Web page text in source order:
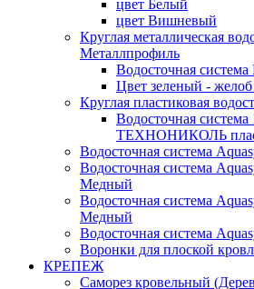
цвет Белый
цвет Вишневый
Круглая металлическая
Металлпрофиль
Водосточная
Цвет зеленый -
Круглая пластиковая
Водосточная система
ТЕХНОНИКОЛЬ
Водосточная система
Водосточная система
Медный
Водосточная система
Медный
Водосточная система
Воронки для плоской
КРЕПЕЖ
Саморез кровельный